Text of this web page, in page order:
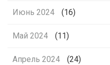
Июнь 2024 (16)
Май 2024 (11)
Апрель 2024 (24)